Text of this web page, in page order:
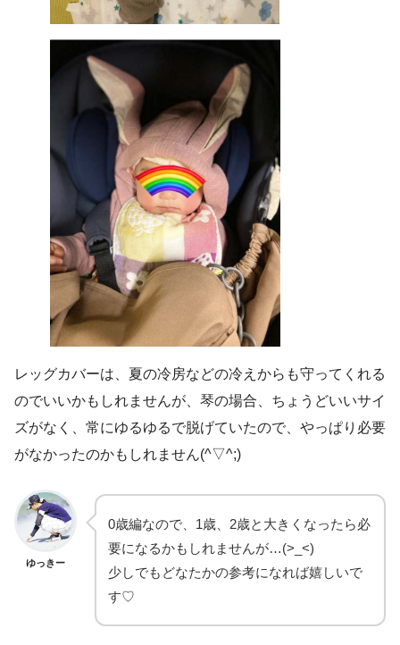
レッグカバーは、夏の冷房などの冷えからも守ってくれる
のでいいかもしれませんが、琴の場合、ちょうどいいサイ
ズがなく、常にゆるゆるで脱げていたので、やっぱり必要
がなかったのかもしれません(^▽^;)
ゆっきー
0歳編なので、1歳、2歳と大きくなったら必
要になるかもしれませんが…(>_<)
少しでもどなたかの参考になれば嬉しいで
す♡